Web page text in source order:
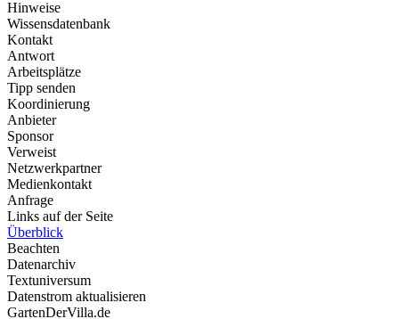
Hinweise
Wissensdatenbank
Kontakt
Antwort
Arbeitsplätze
Tipp senden
Koordinierung
Anbieter
Sponsor
Verweist
Netzwerkpartner
Medienkontakt
Anfrage
Links auf der Seite
Überblick
Beachten
Datenarchiv
Textuniversum
Datenstrom aktualisieren
GartenDerVilla.de